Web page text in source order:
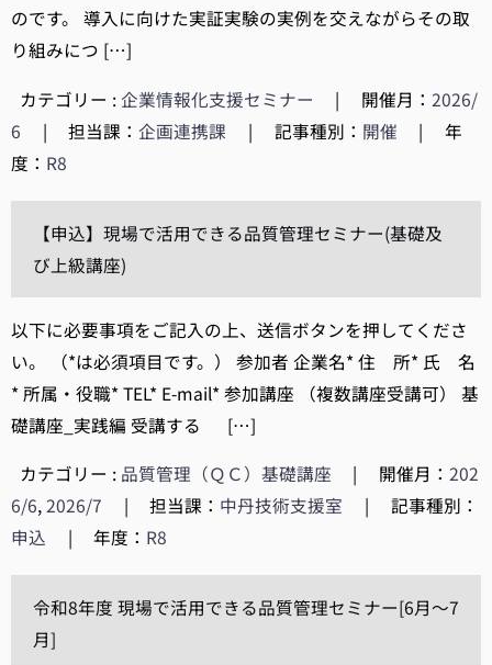
のです。 導入に向けた実証実験の実例を交えながらその取
り組みにつ […]
カテゴリー :企業情報化支援セミナー | 開催月：2026/
6
| 担当課：企画連携課 | 記事種別： 開催 |
年
度： R8
【申込】現場で活用できる品質管理セミナー(基礎及
び上級講座)
以下に必要事項をご記入の上、送信ボタンを押してくださ
い。 （*は必須項目です。） 参加者 企業名* 住 所* 氏 名
* 所属・役職* TEL* E-mail* 参加講座 （複数講座受講可） 基
礎講座_実践編 受講する […]
カテゴリー : 品質管理（ＱＣ）基礎講座 | 開催月：202
6/6,2026/7 | 担当課： 中丹技術支援室 |
記事種別：
申込
| 年度： R8
令和8年度 現場で活用できる品質管理セミナー[6月～7
月]